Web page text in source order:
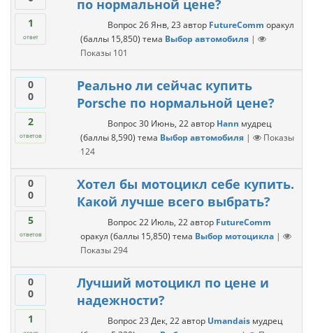
1
ответ
по нормальной цене?
Вопрос 26 Янв, 23 автор FutureComm оракул
(баллы 15,850) тема Выбор автомобиля |
Показы 101
0
0
2
ответов
Реально ли сейчас купить
Porsche по нормальной цене?
Вопрос 30 Июнь, 22 автор Hann мудрец
(баллы8,590) тема Выбор автомобиля |
Показы
124
0
0
5
ответов
Хотел бы мотоцикл себе купить.
Какой лучше всего выбрать?
Вопрос 22 Июль, 22 автор FutureComm
оракул (баллы 15,850) тема Выбор мотоцикла |
Показы294
0
0
1
Лучший мотоцикл по цене и
надежности?
Вопрос 23 Дек, 22 автор Umandais мудрец